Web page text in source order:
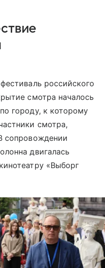
российского
смотра началось
городу, к которому
смотра,
сопровождении
двигалась
«Выборг